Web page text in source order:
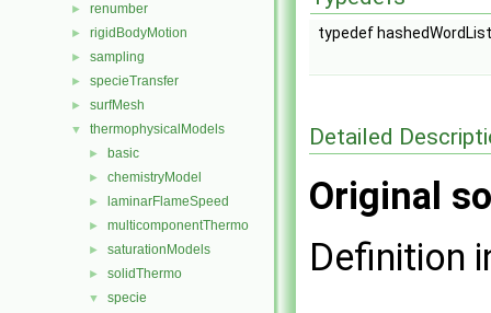
► renumber
► rigidBodyMotion
► sampling
► specieTransfer
► surfMesh
▼ thermophysicalModels
► basic
► chemistryModel
► laminarFlameSpeed
► multicomponentThermo
► saturationModels
► solidThermo
▼ specie
typedef
Detailed
Original
Definition